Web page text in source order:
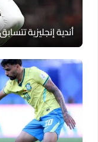
أندية إنجليزية